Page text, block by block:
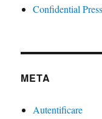
Confidential Press
META
Autentificare